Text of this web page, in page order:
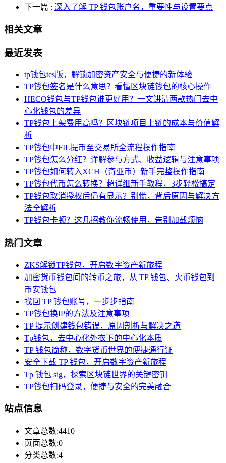
下一篇 : 深入了解 TP 钱包账户名，重要性与设置要点
相关文章
最近发表
tp钱包tes版，解锁加密资产安全与便捷的新体验
TP钱包签名是什么意思？看懂区块链钱包的核心操作
HECO钱包与TP钱包谁更好用？一文讲清两款热门去中
心化钱包的差异
TP钱包上架费用高吗？区块链项目上链的成本与价值解
析
TP钱包中FIL提币至交易所全流程操作指南
TP钱包怎么分红？详解参与方式、收益逻辑与注意事项
TP钱包如何转入XCH（奇亚币）新手完整操作指南
TP钱包代币怎么转换？超详细新手教程，3步轻松搞定
TP钱包取消授权后仍有显示？别慌，背后原因与解决方
法全解析
TP钱包卡顿？这几招教你流畅使用，告别加载烦恼
热门文章
ZKS解锁TP钱包，开启数字资产新旅程
加密货币钱包间的转币之旅，从 TP 钱包、火币钱包到
币安钱包
找回 TP 钱包账号，一步步指南
TP钱包换IP的方法及注意事项
TP 提示创建钱包错误，原因剖析与解决之道
Tp钱包，去中心化外衣下的中心化本质
TP 钱包简称，数字货币世界的便捷通行证
安全下载 TP 钱包，开启数字资产新旅程
Tp 钱包 sig，探索区块链世界的关键密钥
TP钱包扫码登录，便捷与安全的完美融合
站点信息
文章总数:4410
页面总数:0
分类总数:4